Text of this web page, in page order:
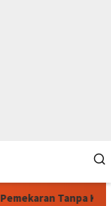
Tanpa Kajian dari